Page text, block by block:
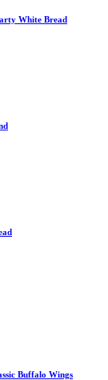
White Bread
Buffalo Wings